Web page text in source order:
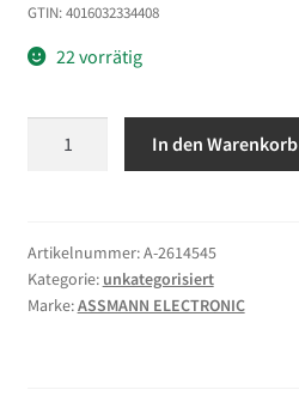
GTIN: 4016032334408
22 vorrätig
19Zoll
Schränke
50xM6
In den Warenkorb
Artikelnummer:A-2614545
Kategorie: unkategorisiert
Marke:ASSMANN ELECTRONIC